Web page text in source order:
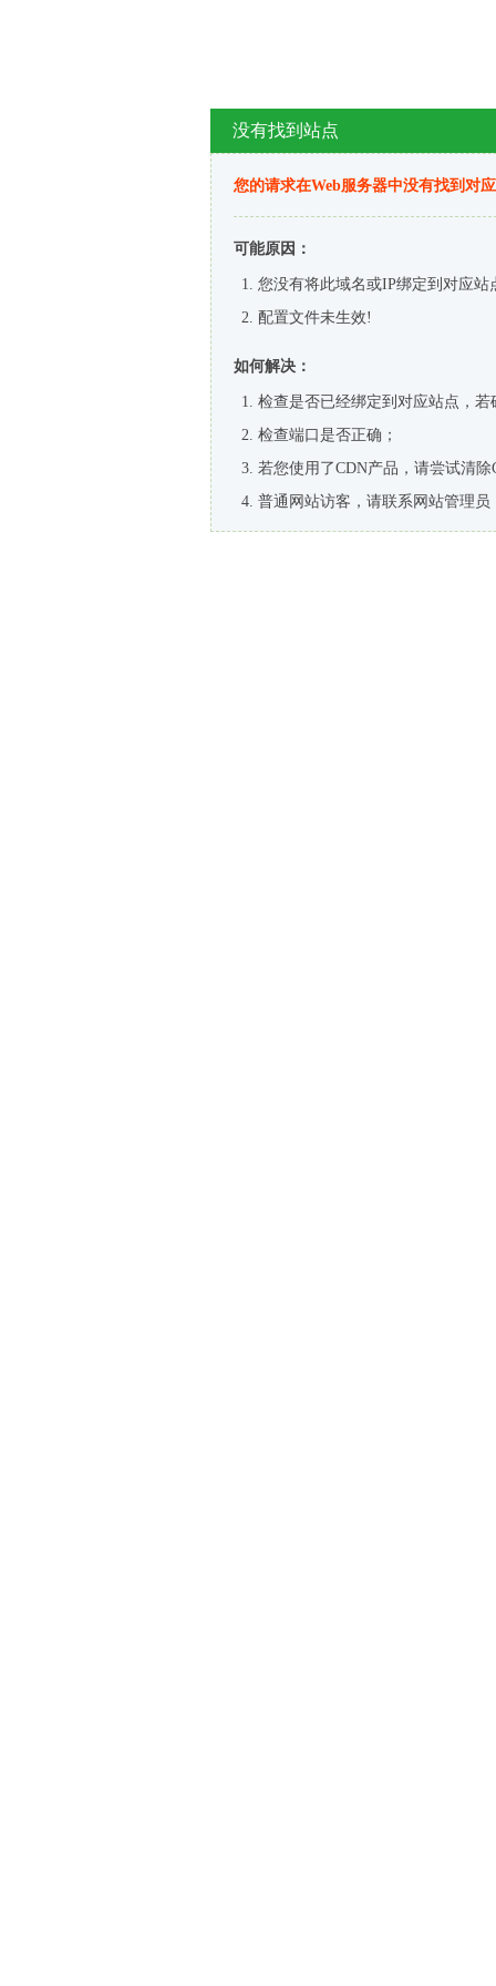
没有找到站点
您的请求在Web服务器中没有找到对
可能原因：
您没有将此域名或IP绑定到对应站
配置文件未生效!
如何解决：
检查是否已经绑定到对应站点，
检查端口是否正确；
若您使用了CDN产品，请尝试清除
普通网站访客，请联系网站管理员